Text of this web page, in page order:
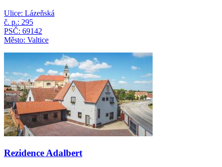
Ulice: Lázeňská
č. p.: 295
PSČ: 69142
Město: Valtice
Rezidence Adalbert